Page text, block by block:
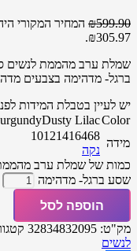
₪599.90 המחיר המקורי היה:
₪305.97.
שמלת ערב מהממת לנשים
ברגל- מדהימה בצבעים
יש לעיין בטבלת המידות
Color
Dusty Lilac
מידה
10121416468
נקה
כמות של שמלת ערב
שסע ברגל- מדהימה
הוספה לסל
מק"ט: 32834832095
לנשים